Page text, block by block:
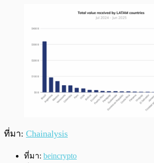
ที่มา: Chainalysis
ที่มา: beincrypto